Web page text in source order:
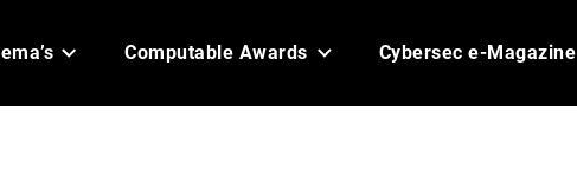
Computable Awards Cybersec e-Magazine